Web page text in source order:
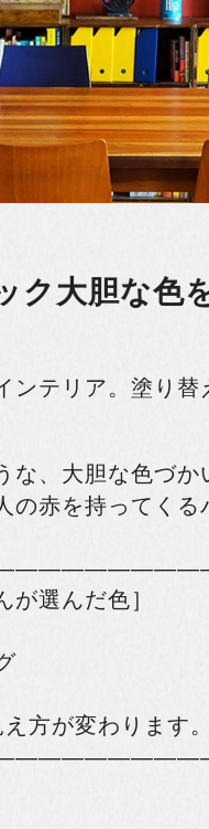
ク大胆な色
ンテリア。塗り
な、大胆な色づ
の赤を持ってく
が選んだ色］
方が変わります